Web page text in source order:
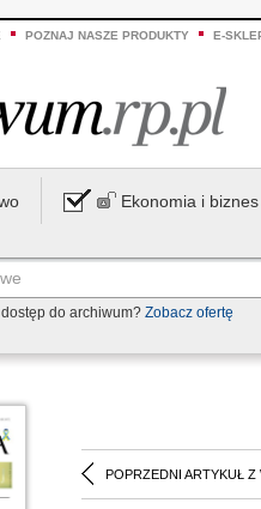
POZNAJ NASZE PRODUKTY E-
Ekonomia i biznes
do archiwum? Zobacz ofertę
POPRZEDNI ARTYKUŁ Z